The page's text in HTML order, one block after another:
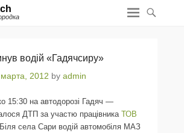
водій «Гадячсиру»
2012 by admin
15:30 на автодорозі Гадяч —
ДТП за участю працівника ТОВ
села Сари водій автомобіля МАЗ